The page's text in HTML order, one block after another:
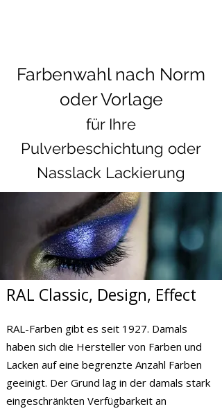
Farbenwahl nach Norm
oder Vorlage
für Ihre
Pulverbeschichtung oder
Nasslack Lackierung
RAL Classic, Design, Effect
RAL-Farben gibt es seit 1927. Damals
haben sich die Hersteller von Farben und
Lacken auf eine begrenzte Anzahl Farben
geeinigt. Der Grund lag in der damals stark
eingeschränkten Verfügbarkeit an